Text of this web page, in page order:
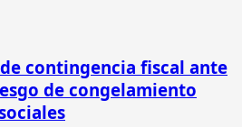
contingencia fiscal ante
de congelamiento